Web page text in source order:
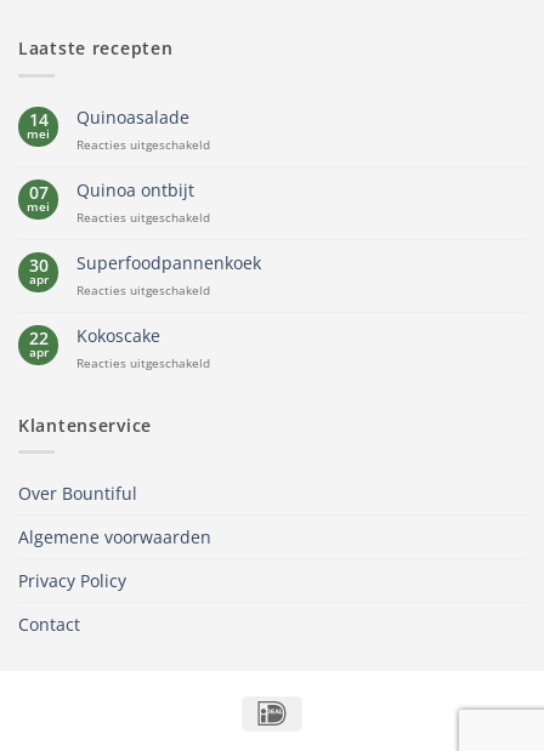
Laatste recepten
14
mei
Quinoasalade
Reacties uitgeschakeldvoor
07
mei
Quinoa ontbijt
Reacties uitgeschakeldvoor
ontbijt
30
apr
Superfoodpannenkoek
Reacties uitgeschakeldvoor
22
apr
Kokoscake
Reacties uitgeschakeldvoor
Klantenservice
Over Bountiful
Algemene voorwaarden
Privacy Policy
Contact